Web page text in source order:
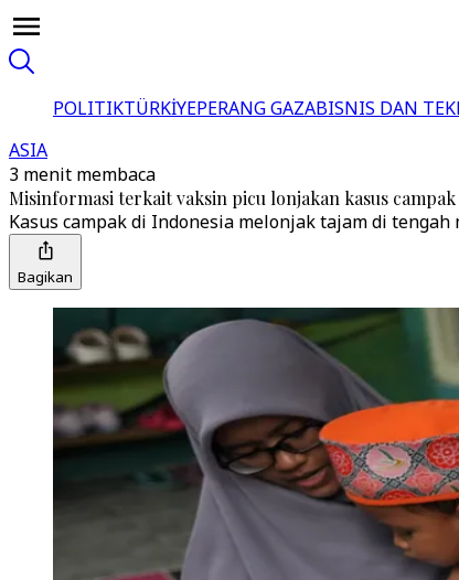
POLITIKTÜRKİYEPERANG GAZABISNIS DAN
ASIA
3 menit membaca
Misinformasi terkait vaksin picu lonjakan kasus
Kasus campak di Indonesia melonjak tajam di
Bagikan